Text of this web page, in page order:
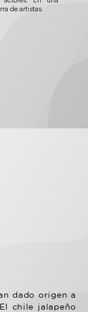
de artistas.
dado origen a
chile jalapeño